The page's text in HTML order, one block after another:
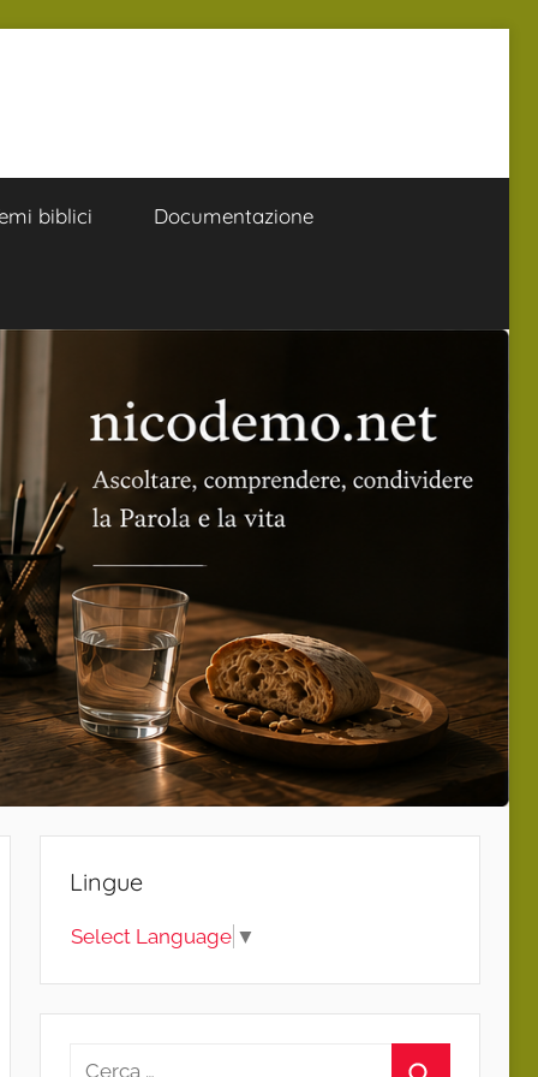
biblici Documentazione
Lingue
Select Language ▼
Ricerca